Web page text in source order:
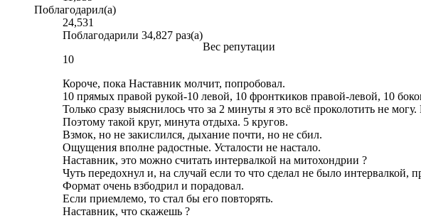
Поблагодарил(а)
24,531
Поблагодарили 34,827 раз(а)
Вес репутации
10
Короче, пока Наставник молчит, попробовал.
10 прямых правой рукой-10 левой, 10 фронткиков правой-левой, 10
Только сразу выяснилось что за 2 минуты я это всё проколотить не
Поэтому такой круг, минута отдыха. 5 кругов.
Взмок, но не закислился, дыхание почти, но не сбил.
Ощущения вполне радостные. Усталости не настало.
Наставник, это можно считать интервалкой на митохондрии ?
Чуть передохнул и, на случай если то что сделал не было
Формат очень взбодрил и порадовал.
Если приемлемо, то стал бы его повторять.
Наставник, что скажешь ?